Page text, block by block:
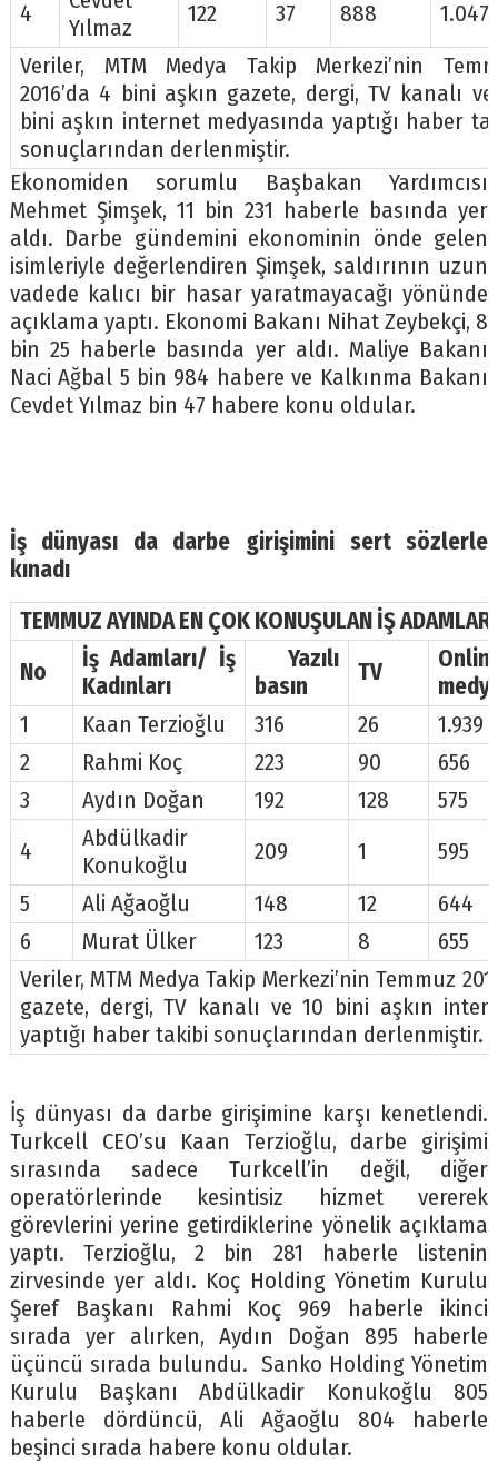
4
Yılmaz
122 37 888
1.047
Veriler, MTM Medya Takip Merkezi’nin
2016’da 4 bini aşkın gazete, dergi, TV kanalı
bini aşkın internet medyasında yaptığı haber
sonuçlarından derlenmiştir.
Ekonomiden sorumlu Başbakan Yardımcısı
Mehmet Şimşek, 11 bin 231 haberle basında yer
aldı. Darbe gündemini ekonominin önde gelen
isimleriyle değerlendiren Şimşek, saldırının uzun
vadede kalıcı bir hasar yaratmayacağı yönünde
açıklama yaptı. Ekonomi Bakanı Nihat Zeybekçi, 8
bin 25 haberle basında yer aldı. Maliye Bakanı
Naci Ağbal 5 bin 984 habere ve Kalkınma Bakanı
Cevdet Yılmaz bin 47 habere konu oldular.
İş dünyası da darbe girişimini sert sözlerle
kınadı
TEMMUZ AYINDA EN ÇOK KONUŞULAN İŞ
No
İş Adamları/ İş
Kadınları
Yazılı
basın
TV
1
Kaan Terzioğlu 316 26
1.939
2
Rahmi Koç 223 90
656
3
Aydın Doğan 192 128
575
4
Abdülkadir
Konukoğlu
209 1
595
5
Ali Ağaoğlu 148 12
644
6
Murat Ülker 123 8
655
Veriler, MTM Medya Takip Merkezi’nin Temmuz
gazete, dergi, TV kanalı ve 10 bini aşkın
yaptığı haber takibi sonuçlarından derlenmiştir.
İş dünyası da darbe girişimine karşı kenetlendi.
Turkcell CEO’su Kaan Terzioğlu, darbe girişimi
sırasında sadece Turkcell’in değil, diğer
operatörlerinde kesintisiz hizmet vererek
görevlerini yerine getirdiklerine yönelik açıklama
yaptı. Terzioğlu, 2 bin 281 haberle listenin
zirvesinde yer aldı. Koç Holding Yönetim Kurulu
Şeref Başkanı Rahmi Koç 969 haberle ikinci
sırada yer alırken, Aydın Doğan 895 haberle
üçüncü sırada bulundu. Sanko Holding Yönetim
Kurulu Başkanı Abdülkadir Konukoğlu 805
haberle dördüncü, Ali Ağaoğlu 804 haberle
beşinci sırada habere konu oldular.